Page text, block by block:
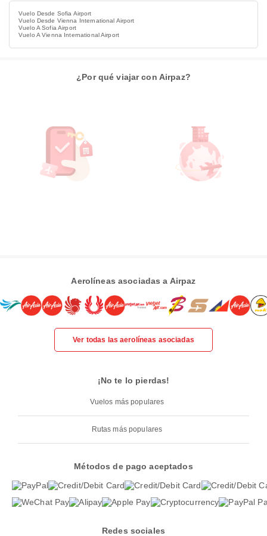
Vuelo Desde Sofia Airport
Vuelo Desde Vienna International Airport
Vuelo A Sofia Airport
Vuelo A Vienna International Airport
¿Por qué viajar con Airpaz?
Aerolíneas asociadas a Airpaz
Ver todas las aerolíneas asociadas
¡No te lo pierdas!
Vuelos más populares
Rutas más populares
Métodos de pago aceptados
Redes sociales